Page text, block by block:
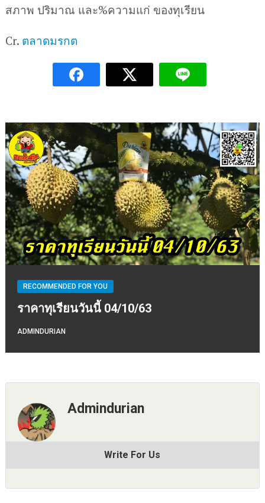
สภาพ ปริมาณ และ%ความแก่ ของทุเรียน
Cr. ตลาดมรกต
RECOMMENDED FOR YOU
ราคาทุเรียนวันนี้ 04/10/63
ADMINDURIAN
Admindurian
Write For Us